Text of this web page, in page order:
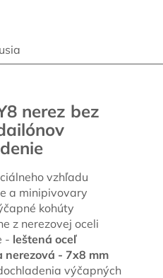
nerez bez
vzhľadu
a minipivovary
kohúty
z nerezovej oceli
- leštená oceľ
nerezová - 7x8 mm
výčapných